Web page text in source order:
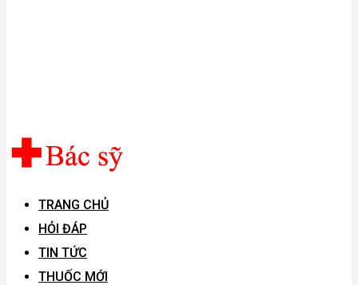
TRANG CHỦ
HỎI ĐÁP
TIN TỨC
THUỐC MỚI